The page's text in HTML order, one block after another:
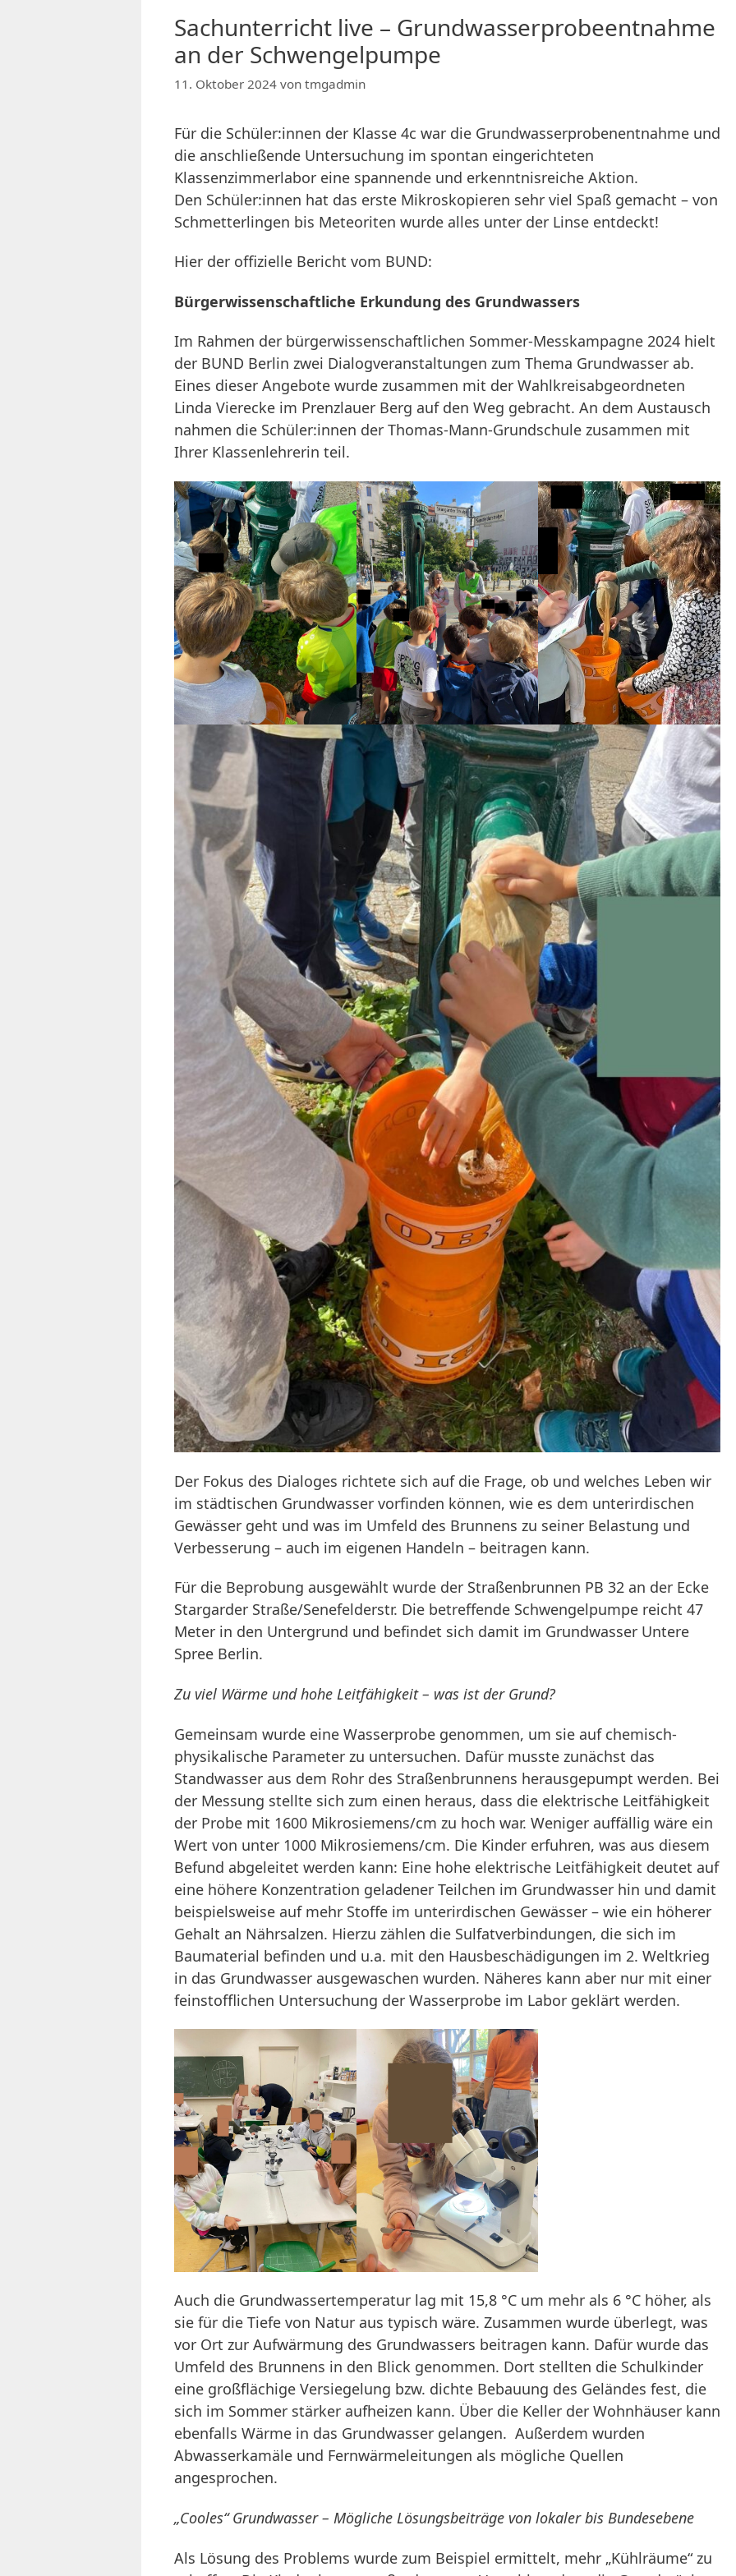
Sachunterricht live – Grundwasserprobeentnahme
an der Schwengelpumpe
11. Oktober 2024 von tmgadmin
Für die Schüler:innen der Klasse 4c war die Grundwasserprobenentnahme und
die anschließende Untersuchung im spontan eingerichteten
Klassenzimmerlabor eine spannende und erkenntnisreiche Aktion.
Den Schüler:innen hat das erste Mikroskopieren sehr viel Spaß gemacht – von
Schmetterlingen bis Meteoriten wurde alles unter der Linse entdeckt!
Hier der offizielle Bericht vom BUND:
Bürgerwissenschaftliche Erkundung des Grundwassers
Im Rahmen der bürgerwissenschaftlichen Sommer-Messkampagne 2024 hielt
der BUND Berlin zwei Dialogveranstaltungen zum Thema Grundwasser ab.
Eines dieser Angebote wurde zusammen mit der Wahlkreisabgeordneten
Linda Vierecke im Prenzlauer Berg auf den Weg gebracht. An dem Austausch
nahmen die Schüler:innen der Thomas-Mann-Grundschule zusammen mit
Ihrer Klassenlehrerin teil.
Der Fokus des Dialoges richtete sich auf die Frage, ob und welches Leben wir
im städtischen Grundwasser vorfinden können, wie es dem unterirdischen
Gewässer geht und was im Umfeld des Brunnens zu seiner Belastung und
Verbesserung – auch im eigenen Handeln – beitragen kann.
Für die Beprobung ausgewählt wurde der Straßenbrunnen PB 32 an der Ecke
Stargarder Straße/Senefelderstr. Die betreffende Schwengelpumpe reicht 47
Meter in den Untergrund und befindet sich damit im Grundwasser Untere
Spree Berlin.
Zu viel Wärme und hohe Leitfähigkeit – was ist der Grund?
Gemeinsam wurde eine Wasserprobe genommen, um sie auf chemisch-
physikalische Parameter zu untersuchen. Dafür musste zunächst das
Standwasser aus dem Rohr des Straßenbrunnens herausgepumpt werden. Bei
der Messung stellte sich zum einen heraus, dass die elektrische Leitfähigkeit
der Probe mit 1600 Mikrosiemens/cm zu hoch war. Weniger auffällig wäre ein
Wert von unter 1000 Mikrosiemens/cm. Die Kinder erfuhren, was aus diesem
Befund abgeleitet werden kann: Eine hohe elektrische Leitfähigkeit deutet auf
eine höhere Konzentration geladener Teilchen im Grundwasser hin und damit
beispielsweise auf mehr Stoffe im unterirdischen Gewässer – wie ein höherer
Gehalt an Nährsalzen. Hierzu zählen die Sulfatverbindungen, die sich im
Baumaterial befinden und u.a. mit den Hausbeschädigungen im 2. Weltkrieg
in das Grundwasser ausgewaschen wurden. Näheres kann aber nur mit einer
feinstofflichen Untersuchung der Wasserprobe im Labor geklärt werden.
Auch die Grundwassertemperatur lag mit 15,8 °C um mehr als 6 °C höher, als
sie für die Tiefe von Natur aus typisch wäre. Zusammen wurde überlegt, was
vor Ort zur Aufwärmung des Grundwassers beitragen kann. Dafür wurde das
Umfeld des Brunnens in den Blick genommen. Dort stellten die Schulkinder
eine großflächige Versiegelung bzw. dichte Bebauung des Geländes fest, die
sich im Sommer stärker aufheizen kann. Über die Keller der Wohnhäuser kann
ebenfalls Wärme in das Grundwasser gelangen. Außerdem wurden
Abwasserkamäle und Fernwärmeleitungen als mögliche Quellen
angesprochen.
„Cooles“ Grundwasser – Mögliche Lösungsbeiträge von lokaler bis Bundesebene
Als Lösung des Problems wurde zum Beispiel ermittelt, mehr „Kühlräume“ zu